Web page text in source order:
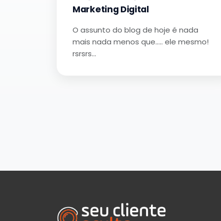
Marketing Digital
O assunto do blog de hoje é nada
mais nada menos que….. ele mesmo!
rsrsrs…